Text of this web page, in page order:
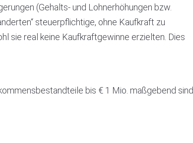
(Gehalts- und Lohnerhöhungen bzw.
steuerpflichtige, ohne Kaufkraft zu
sie real keine Kaufkraftgewinne erzielten. Dies
bis € 1 Mio. maßgebend sind